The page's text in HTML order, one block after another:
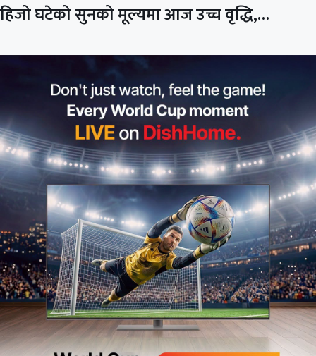
हिजो घटेको सुनको मूल्यमा आज उच्च वृद्धि,…